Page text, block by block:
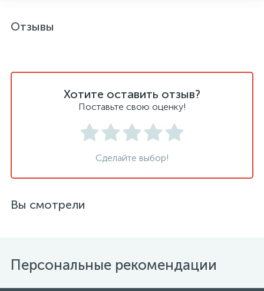
Отзывы
Хотите оставить отзыв?
Поставьте свою оценку!
Сделайте выбор!
Вы смотрели
Персональные рекомендации